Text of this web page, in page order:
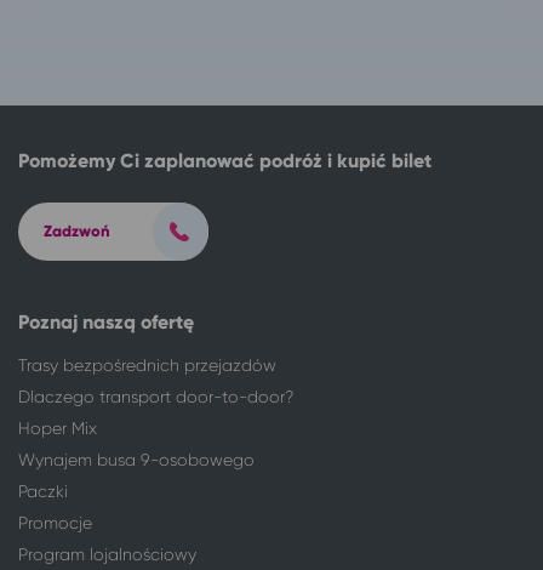
Poznaj naszą ofertę
Trasy bezpośrednich przejazdów
Dlaczego transport door-to-door?
Hoper Mix
Wynajem busa 9-osobowego
Paczki
Promocje
Program lojalnościowy
Pomożemy Ci zaplanować podróż i kupić bilet
Zadzwoń